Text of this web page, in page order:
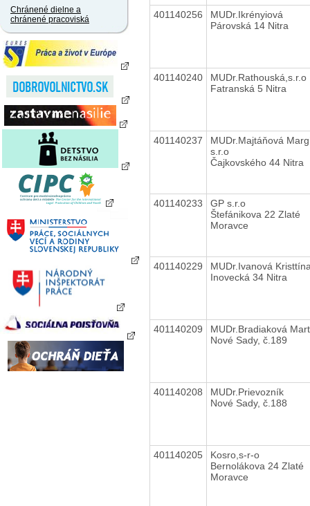
Chránené dielne a
chránené pracoviská
401140256
MUDr.Ikrényiová
Párovská 14 Nitra
401140240
MUDr.Rathouská,s.r.o
Fatranská 5 Nitra
401140237
MUDr.Majtáňová
s.r.o
Čajkovského 44 Nitra
401140233
GP s.r.o
Štefánikova 22 Zlaté
Moravce
401140229
MUDr.Ivanová
Inovecká 34 Nitra
401140209
MUDr.Bradiaková
Nové Sady, č.189
401140208
MUDr.Prievozník
Nové Sady, č.188
401140205
Kosro,s-r-o
Bernolákova 24 Zlaté
Moravce